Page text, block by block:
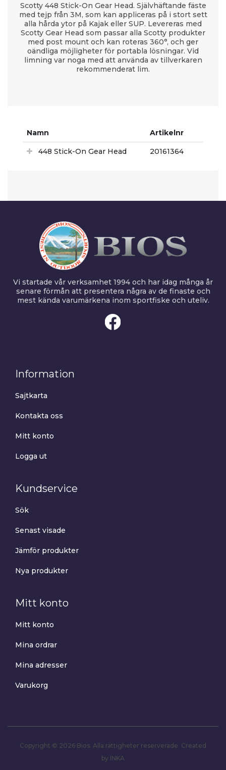
Scotty 448 Stick-On Gear Head. Självhäftande fäste
med tejp från 3M, som kan appliceras på i stort sett
alla hårda ytor på Kajak eller SUP. Levereras med
Scotty Gear Head som passar alla Scotty produkter
med post mount och kan roteras 360°, och ger
oändliga möjligheter för portabla lösningar. Vid
limning var noga med att använda av tillverkaren
rekommenderat lim.
Namn Artikelnr
448 Stick-On Gear Head 20161364
Vi startade vår verksamhet 1994 och har idag många år
senare förmån att presentera några av de finaste och
mest kända varumärkena inom sportfiske och uteliv.
Information
Sajtkarta
Kontakta oss
Mitt konto
Logga ut
Kundservice
Sök
Senast visade
Jämför produkter
Nya produkter
Mitt konto
Mitt konto
Mina ordrar
Mina adresser
Varukorg
Copyright © 2026 Bios. Alla rättigheter reserverade. Created
by INKA